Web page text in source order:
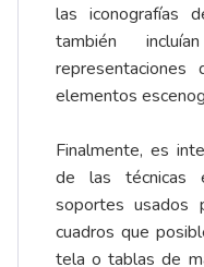
las iconografías
también
elementos
Finalmente, es
de las técnicas
soportes usados
cuadros que
tela o tablas de